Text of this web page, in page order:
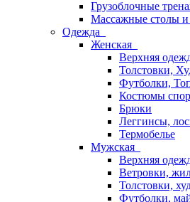
Грузоблочные
Массажные столы и
Одежда
Женская
Верхняя
Толстовки,
Футболки,
Костюмы
Брюки
Леггинсы,
Термобелье
Мужская
Верхняя
Ветровки,
Толстовки,
Футболки,